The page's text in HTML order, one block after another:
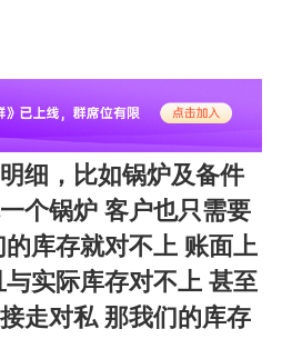
细，比如锅炉及备件
个锅炉 客户也只需要
库存就对不上 账面上
实际库存对不上 甚至
走对私 那我们的库存